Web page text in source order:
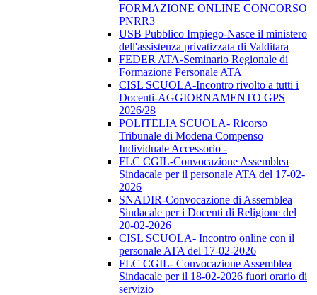
FORMAZIONE ONLINE CONCORSO
PNRR3
USB Pubblico Impiego-Nasce il ministero
dell'assistenza privatizzata di Valditara
FEDER ATA-Seminario Regionale di
Formazione Personale ATA
CISL SCUOLA-Incontro rivolto a tutti i
Docenti-AGGIORNAMENTO GPS
2026/28
POLITELIA SCUOLA- Ricorso
Tribunale di Modena Compenso
Individuale Accessorio -
FLC CGIL-Convocazione Assemblea
Sindacale per il personale ATA del 17-02-
2026
SNADIR-Convocazione di Assemblea
Sindacale per i Docenti di Religione del
20-02-2026
CISL SCUOLA- Incontro online con il
personale ATA del 17-02-2026
FLC CGIL- Convocazione Assemblea
Sindacale per il 18-02-2026 fuori orario di
servizio